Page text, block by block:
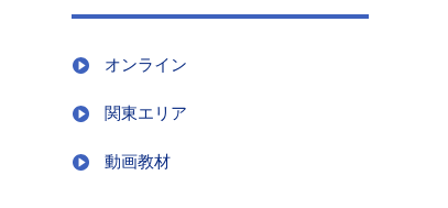
オンライン
関東エリア
動画教材